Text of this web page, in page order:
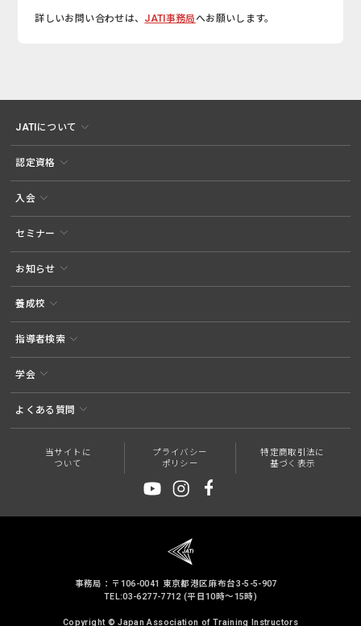
詳しいお問い合わせは、 JATI事務局へお願いします。
JATIについて
認定資格
入会
セミナー
お知らせ
養成校
指導者検索
学会
よくある質問
当サイトに
ついて
プライバシー
ポリシー
特定商取引法に
基づく表示
事務局：〒106-0041 東京都港区麻布台3-5-5-907
TEL:03-6277-7712 (平日10時～15時)
Copyright © Japan Association of Training Instructors